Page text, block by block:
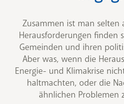
Zusammen ist man selten
Herausforderungen finden
Gemeinden und ihren
Aber was, wenn die
Energie- und Klimakrise
haltmachten, oder die
ähnlichen Problemen